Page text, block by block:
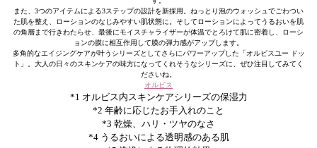
また、3つのアイテムによる3ステップの設計を新採用。ねっとり泡のウォッシュでごわつい
た肌を整え、ローションのなじみやすい肌状態に。そしてローションによってうるおいを肌
の角層まで行きわたらせ、最後にモイスチャライザーが体温でとろけて肌に密着し、ローシ
ョンの膜に相互作用して膜の弾力感がアップします。
多角的なエイジングケアが叶うシリーズとしてさらにパワーアップした「オルビスユー ドッ
ト」。大人の日々のスキンケアの味方になってくれそうなシリーズに、ぜひ注目してみてく
ださいね。
オルビス
*1 オルビス内スキンケアシリーズの保湿力
*2 年齢に応じたお手入れのこと
*3 乾燥、ハリ・ツヤのなさ
*4 うるおいによる透明感のある肌